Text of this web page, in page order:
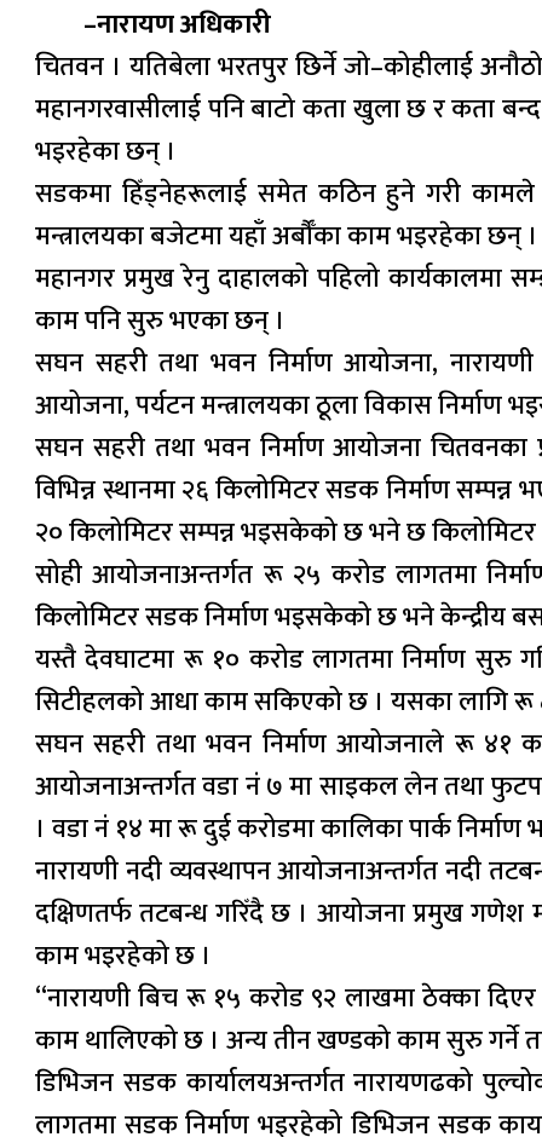
–नारायण अधिकारी
चितवन । यतिबेला भरतपुर छिर्ने जो–कोहीलाई
महानगरवासीलाई पनि बाटो कता खुला छ र कता
भइरहेका छन् ।
सडकमा हिँड्नेहरूलाई समेत कठिन हुने गरी कामले
मन्त्रालयका बजेटमा यहाँ अर्बौँका काम भइरहेका छन् ।
महानगर प्रमुख रेनु दाहालको पहिलो कार्यकालमा
काम पनि सुरु भएका छन् ।
सघन सहरी तथा भवन निर्माण आयोजना,
आयोजना, पर्यटन मन्त्रालयका ठूला विकास निर्माण
सघन सहरी तथा भवन निर्माण आयोजना चितवनका
विभिन्न स्थानमा २६ किलोमिटर सडक निर्माण
२० किलोमिटर सम्पन्न भइसकेको छ भने छ किलोमिटर
सोही आयोजनाअन्तर्गत रू २५ करोड लागतमा
किलोमिटर सडक निर्माण भइसकेको छ भने केन्द्रीय
यस्तै देवघाटमा रू १० करोड लागतमा निर्माण सुरु
सिटीहलको आधा काम सकिएको छ । यसका लागि रू
सघन सहरी तथा भवन निर्माण आयोजनाले रू ४१
आयोजनाअन्तर्गत वडा नं ७ मा साइकल लेन तथा
। वडा नं १४ मा रू दुई करोडमा कालिका पार्क
नारायणी नदी व्यवस्थापन आयोजनाअन्तर्गत नदी
दक्षिणतर्फ तटबन्ध गरिँदै छ । आयोजना प्रमुख गणेश
काम भइरहेको छ ।
“नारायणी बिच रू १५ करोड ९२ लाखमा ठेक्का
काम थालिएको छ । अन्य तीन खण्डको काम सुरु गर्ने
डिभिजन सडक कार्यालयअन्तर्गत नारायणढको
लागतमा सडक निर्माण भइरहेको डिभिजन सडक